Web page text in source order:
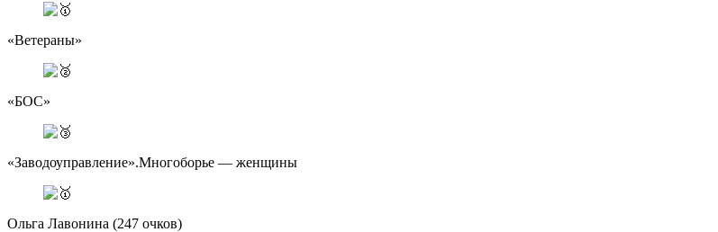
«Ветераны»
«БОС»
«Заводоуправление».Многоборье — женщины
Ольга Лавонина (247 очков)